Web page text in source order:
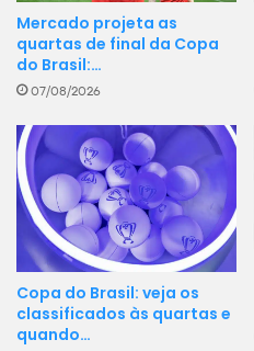
Mercado projeta as
quartas de final da Copa
do Brasil:…
07/08/2026
Copa do Brasil: veja os
classificados às quartas e
quando…